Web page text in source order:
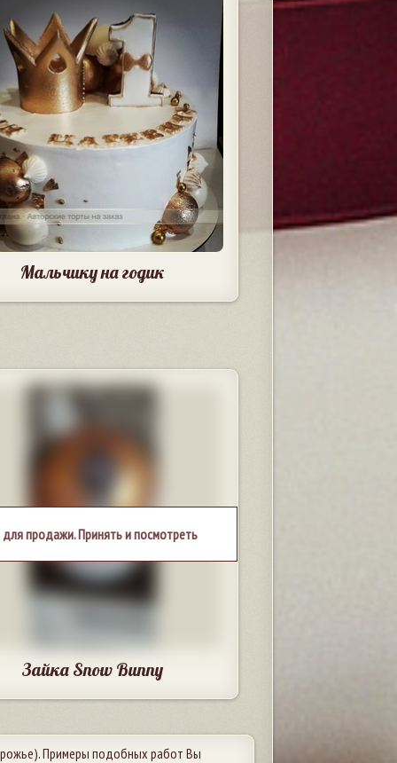
Мальчику на годик
для продажи. Принять и посмотреть
Зайка Snow Bunny
Примеры подобных работ Вы